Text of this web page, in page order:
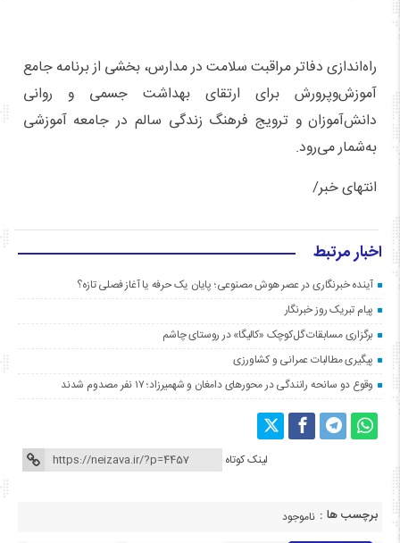
راه‌اندازی دفاتر مراقبت سلامت در مدارس، بخشی از برنامه جامع
آموزش‌وپرورش برای ارتقای بهداشت جسمی و روانی
دانش‌آموزان و ترویج فرهنگ زندگی سالم در جامعه آموزشی
به‌شمار می‌رود.
انتهای خبر/
اخبار مرتبط
آینده خبرنگاری در عصر هوش مصنوعی؛ پایان یک حرفه یا آغاز فصلی تازه؟
پیام تبریک روز خبرنگار
برگزاری مسابقات گل‌کوچک «کالیگا» در روستای چاشم
پیگیری مطالبات عمرانی و کشاورزی
وقوع دو سانحه رانندگی در محورهای دامغان و شهمیرزاد؛ ۱۷ نفر مصدوم شدند
لینک کوتاه
برچسب ها : ناموجود